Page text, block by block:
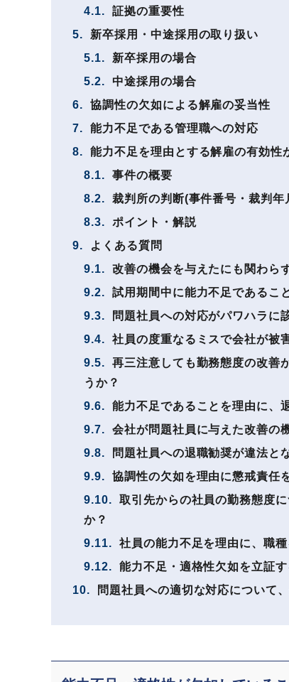
4.1.
証拠の重要性
5.
新卒採用・中途採用の取り扱い
5.1.
新卒採用の場合
5.2.
中途採用の場合
6.
協調性の欠如による解雇の妥当性
7.
能力不足である管理職への対応
8.
能力不足を理由とする解雇の有効性
8.1.
事件の概要
8.2.
裁判所の判断(事件番号・裁判
8.3.
ポイント・解説
9.
よくある質問
9.1.
改善の機会を与えたにも関わら
9.2.
試用期間中に能力不足であるこ
9.3.
問題社員への対応がパワハラに
9.4.
社員の度重なるミスで会社が被
9.5.
再三注意しても勤務態度の改善
うか？
9.6.
能力不足であることを理由に、
9.7.
会社が問題社員に与えた改善の
9.8.
問題社員への退職勧奨が違法と
9.9.
協調性の欠如を理由に懲戒責任
9.10.
取引先からの社員の勤務態度
か？
9.11.
社員の能力不足を理由に、職
9.12.
能力不足・適格性欠如を立証
10.
問題社員への適切な対応について